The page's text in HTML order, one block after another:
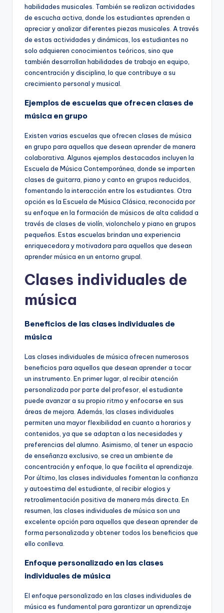
habilidades musicales. También se realizan actividades
de escucha activa, donde los estudiantes aprenden a
apreciar y analizar diferentes piezas musicales. A través
de estas actividades y dinámicas, los estudiantes no
solo adquieren conocimientos teóricos, sino que
también desarrollan habilidades de trabajo en equipo,
concentración y disciplina, lo que contribuye a su
crecimiento personal y musical.
Ejemplos de escuelas que ofrecen clases de
música en grupo
Existen varias escuelas que ofrecen clases de música
en grupo para aquellos que desean aprender de manera
colaborativa. Algunos ejemplos destacados incluyen la
Escuela de Música Contemporánea, donde se imparten
clases de guitarra, piano y canto en grupos reducidos,
fomentando la interacción entre los estudiantes. Otra
opción es la Escuela de Música Clásica, reconocida por
su enfoque en la formación de músicos de alta calidad a
través de clases de violín, violonchelo y piano en grupos
pequeños. Estas escuelas brindan una experiencia
enriquecedora y motivadora para aquellos que desean
aprender música en un entorno grupal.
Clases individuales de
música
Beneficios de las clases individuales de
música
Las clases individuales de música ofrecen numerosos
beneficios para aquellos que desean aprender a tocar
un instrumento. En primer lugar, al recibir atención
personalizada por parte del profesor, el estudiante
puede avanzar a su propio ritmo y enfocarse en sus
áreas de mejora. Además, las clases individuales
permiten una mayor flexibilidad en cuanto a horarios y
contenidos, ya que se adaptan a las necesidades y
preferencias del alumno. Asimismo, al tener un espacio
de enseñanza exclusivo, se crea un ambiente de
concentración y enfoque, lo que facilita el aprendizaje.
Por último, las clases individuales fomentan la confianza
y autoestima del estudiante, al recibir elogios y
retroalimentación positiva de manera más directa. En
resumen, las clases individuales de música son una
excelente opción para aquellos que desean aprender de
forma personalizada y obtener todos los beneficios que
ello conlleva.
Enfoque personalizado en las clases
individuales de música
El enfoque personalizado en las clases individuales de
música es fundamental para garantizar un aprendizaje